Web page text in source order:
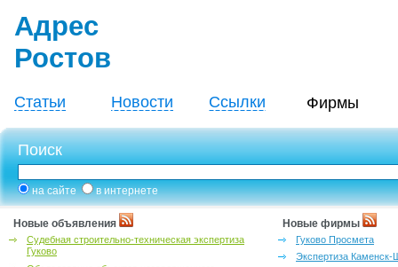
Адрес
Ростов
Статьи Новости Ссылки Фирмы
Поиск
на сайте в интернете
Новые объявления
Судебная строительно-техническая экспертиза
Гуково
Новые фирмы
Гуково Просмета
Экспертиза Каменск-